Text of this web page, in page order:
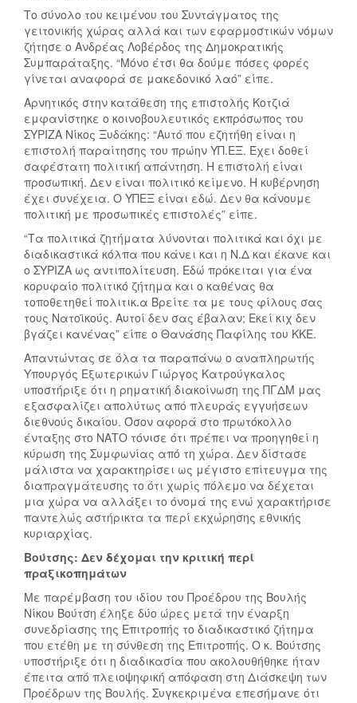
Το σύνολο του κειμένου του Συντάγματος της
γειτονικής χώρας αλλά και των εφαρμοστικών νόμων
ζήτησε ο Ανδρέας Λοβέρδος της Δημοκρατικής
Συμπαράταξης. “Μόνο έτσι θα δούμε πόσες φορές
γίνεται αναφορά σε μακεδονικό λαό” είπε.
Αρνητικός στην κατάθεση της επιστολής Κοτζιά
εμφανίστηκε ο κοινοβουλευτικός εκπρόσωπος του
ΣΥΡΙΖΑ Νίκος Ξυδάκης: “Αυτό που εζητήθη είναι η
επιστολή παραίτησης του πρώην ΥΠ.ΕΞ. Έχει δοθεί
σαφέστατη πολιτική απάντηση. Η επιστολή είναι
προσωπική. Δεν είναι πολιτικό κείμενο. Η κυβέρνηση
έχει συνέχεια. Ο ΥΠΕΞ είναι εδώ. Δεν θα κάνουμε
πολιτική με προσωπικές επιστολές” είπε.
“Τα πολιτικά ζητήματα λύνονται πολιτικά και όχι με
διαδικαστικά κόλπα που κάνει και η Ν.Δ και έκανε και
ο ΣΥΡΙΖΑ ως αντιπολίτευση. Εδώ πρόκειται για ένα
κορυφαίο πολιτικό ζήτημα και ο καθένας θα
τοποθετηθεί πολιτικ.α Βρείτε τα με τους φίλους σας
τους Νατοϊκούς. Αυτοί δεν σας έβαλαν; Εκεί κιχ δεν
βγάζει κανένας” είπε ο Θανάσης Παφίλης του ΚΚΕ.
Απαντώντας σε όλα τα παραπάνω ο αναπληρωτής
Υπουργός Εξωτερικών Γιώργος Κατρούγκαλος
υποστήριξε ότι η ρηματική διακοίνωση της ΠΓΔΜ μας
εξασφαλίζει απολύτως από πλευράς εγγυήσεων
διεθνούς δικαίου. Όσον αφορά στο πρωτόκολλο
ένταξης στο ΝΑΤΟ τόνισε ότι πρέπει να προηγηθεί η
κύρωση της Συμφωνίας από τη χώρα. Δεν δίστασε
μάλιστα να χαρακτηρίσει ως μέγιστο επίτευγμα της
διαπραγμάτευσης το ότι χωρίς πόλεμο να δέχεται
μια χώρα να αλλάξει το όνομά της ενώ χαρακτήρισε
παντελώς αστήρικτα τα περί εκχώρησης εθνικής
κυριαρχίας.
Βούτσης: Δεν δέχομαι την κριτική περί
πραξικοπημάτων
Με παρέμβαση του ιδίου του Προέδρου της Βουλής
Νίκου Βούτση έληξε δύο ώρες μετά την έναρξη
συνεδρίασης της Επιτροπής το διαδικαστικό ζήτημα
που ετέθη με τη σύνθεση της Επιτροπής. Ο κ. Βούτσης
υποστήριξε ότι η διαδικασία που ακολουθήθηκε ήταν
έπειτα από πλειοψηφική απόφαση στη Διάσκεψη των
Προέδρων της Βουλής. Συγκεκριμένα επεσήμανε ότι